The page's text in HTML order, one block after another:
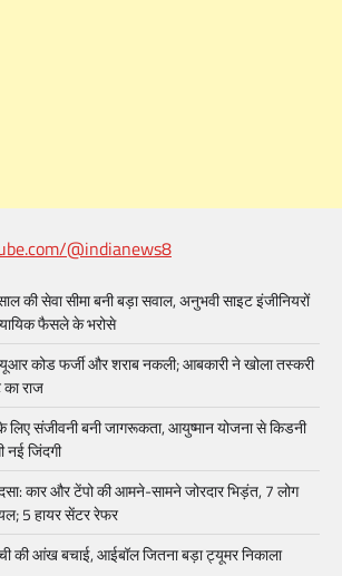
@indianews8
की सेवा सीमा बनी बड़ा सवाल, अनुभवी साइट इंजीनियरों
फैसले के भरोसे
कोड फर्जी और शराब नकली; आबकारी ने खोला तस्करी
राज
लिए संजीवनी बनी जागरूकता, आयुष्मान योजना से किडनी
नई जिंदगी
कार और टेंपो की आमने-सामने जोरदार भिड़ंत, 7 लोग
5 हायर सेंटर रेफर​
की आंख बचाई, आईबॉल जितना बड़ा ट्यूमर निकाला